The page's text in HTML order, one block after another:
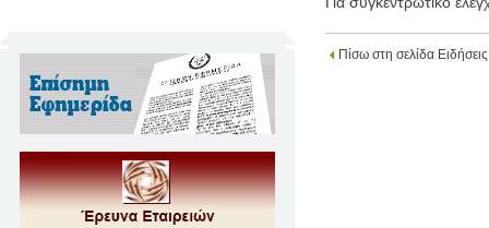
Πίσω στη σελίδα Ειδήσεις